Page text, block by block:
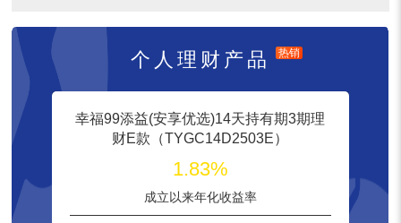
个人理财产品 热销
幸福99添益(安享优选)14天持有期3期理
财E款（TYGC14D2503E）
1.83%
成立以来年化收益率